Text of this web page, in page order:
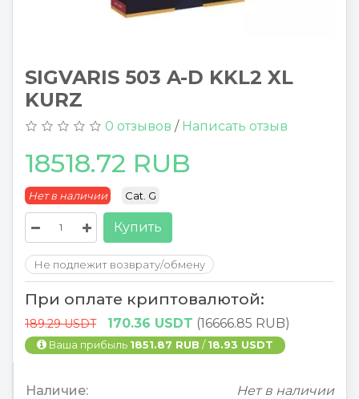
SIGVARIS 503 A-D KKL2 XL
KURZ
0 отзывов / Написать отзыв
18518.72 RUB
Нет в наличии Cat. G
Купить
Не подлежит возврату/обмену
При оплате криптовалютой:
189.29 USDT 170.36 USDT (16666.85 RUB)
Ваша прибыль 1851.87 RUB / 18.93 USDT
Наличие:
Нет в наличии